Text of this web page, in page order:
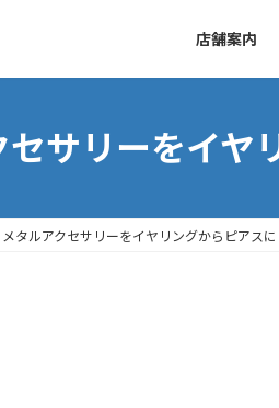
店舗案内
セサリーをイヤ
メタルアクセサリーをイヤリングからピアスに